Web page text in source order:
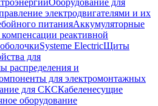
Оборудование для
электродвигателями и их
питанияАккумуляторные
реактивной
Systeme ElectricЩиты
для
распределения и
для электромонтажных
для СКСКабеленесущие
оборудование